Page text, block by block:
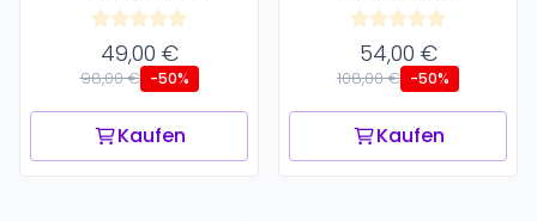
49,00 €
98,00 € -50%
Kaufen
54,00 €
108,00 € -50%
Kaufen